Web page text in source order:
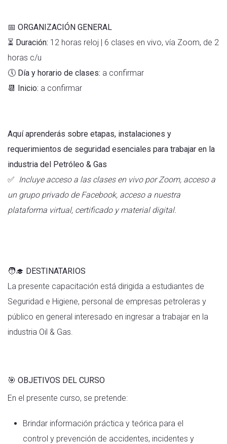
📅 ORGANIZACIÓN GENERAL
⏳ Duración: 12 horas reloj | 6 clases en vivo, vía Zoom, de 2
horas c/u
🕔 Día y horario de clases: a confirmar
📆 Inicio: a confirmar
Aquí aprenderás sobre etapas, instalaciones y
requerimientos de seguridad esenciales para trabajar en la
industria del Petróleo & Gas
✅ Incluye acceso a las clases en vivo por Zoom, acceso a
un grupo privado de Facebook, acceso a nuestra
plataforma virtual, certificado y material digital.
🧑‍🎓 DESTINATARIOS
La presente capacitación está dirigida a estudiantes de
Seguridad e Higiene, personal de empresas petroleras y
público en general interesado en ingresar a trabajar en la
industria Oil & Gas.
🎯 OBJETIVOS DEL CURSO
En el presente curso, se pretende:
Brindar información práctica y teórica para el
control y prevención de accidentes, incidentes y